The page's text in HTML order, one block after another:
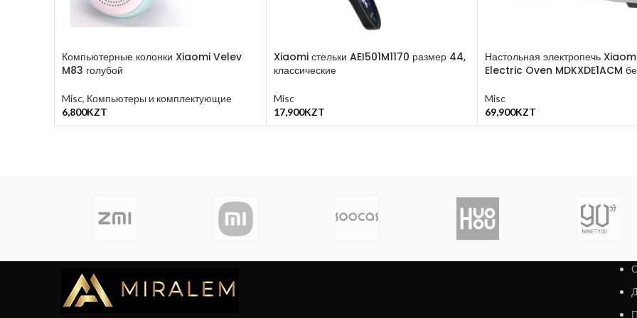
Компьютерные колонки Xiaomi Velev
M83 голубой
Misc, Компьютеры и комплектующие
6,800KZT
В Корзину
Xiaomi стельки AEI501M1170 размер 44,
классические
Misc
17,900KZT
В Корзину
Настольная электропечь
Electric Oven MDKXDE1ACM
Misc
69,900KZT
В Корзину